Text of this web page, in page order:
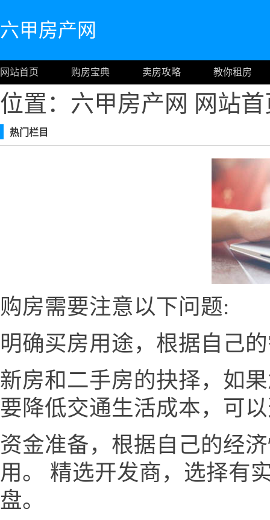
六甲房产网
网站首页 购房宝典 卖房攻略 教你租房
位置：六甲房产网 网站
热门栏目
购房需要注意以下问题:
明确买房用途，根据自己
新房和二手房的抉择，如
要降低交通生活成本，可
资金准备，根据自己的经
用。 精选开发商，选择有
盘。